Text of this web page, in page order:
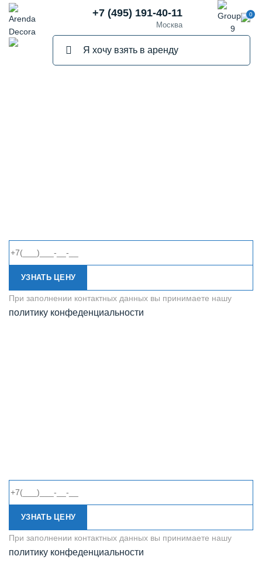
+7 (495) 191-40-11
Москва
0
УЗНАТЬ ЦЕНУ
При заполнении контактных данных вы принимаете нашу
политику конфеденциальности
УЗНАТЬ ЦЕНУ
При заполнении контактных данных вы принимаете нашу
политику конфеденциальности